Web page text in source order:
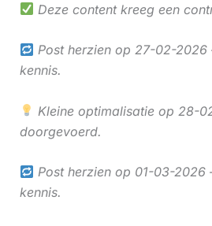
Deze content kreeg een
Post herzien op 27-02-2026
kennis.
Kleine optimalisatie op 28-
doorgevoerd.
Post herzien op 01-03-2026
kennis.